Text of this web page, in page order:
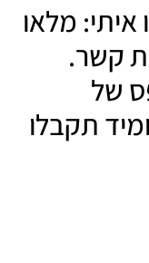
איתי: מלאו
קשר.
של
תקבלו